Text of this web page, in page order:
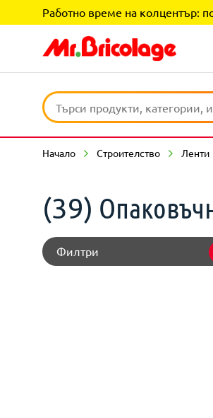
Работно време на колцентър:
Начало Строителство Ленти
(39)
Филтри